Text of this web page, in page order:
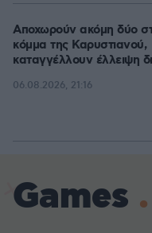
Αποχωρούν ακόμη δύο
κόμμα της Καρυστιανού,
καταγγέλλουν έλλειψη
06.08.2026, 21:16
Games